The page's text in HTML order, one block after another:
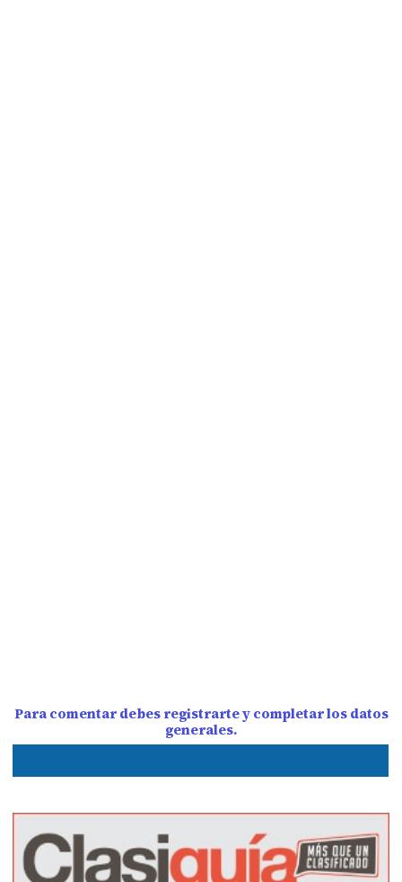
Para comentar debes registrarte y completar los datos
generales.